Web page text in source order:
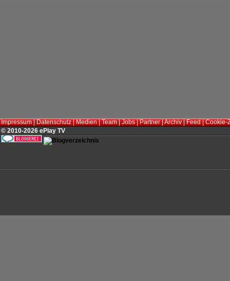
Impressum|Datenschutz|Medien|Team|Jobs|Partner|Archiv|Feed|Cookie-
© 2010-2026 ePlay TV